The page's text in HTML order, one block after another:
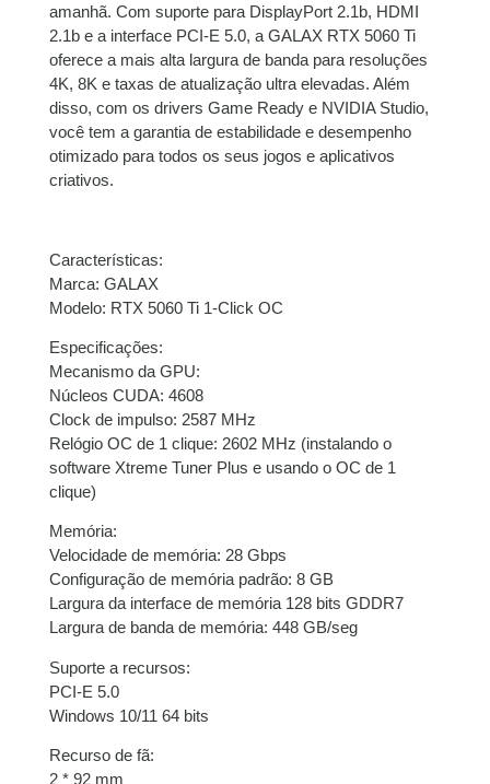
amanhã. Com suporte para DisplayPort 2.1b, HDMI
2.1b e a interface PCI-E 5.0, a GALAX RTX 5060 Ti
oferece a mais alta largura de banda para resoluções
4K, 8K e taxas de atualização ultra elevadas. Além
disso, com os drivers Game Ready e NVIDIA Studio,
você tem a garantia de estabilidade e desempenho
otimizado para todos os seus jogos e aplicativos
criativos.
Características:
Marca: GALAX
Modelo: RTX 5060 Ti 1-Click OC
Especificações:
Mecanismo da GPU:
Núcleos CUDA: 4608
Clock de impulso: 2587 MHz
Relógio OC de 1 clique: 2602 MHz (instalando o
software Xtreme Tuner Plus e usando o OC de 1
clique)
Memória:
Velocidade de memória: 28 Gbps
Configuração de memória padrão: 8 GB
Largura da interface de memória 128 bits GDDR7
Largura de banda de memória: 448 GB/seg
Suporte a recursos:
PCI-E 5.0
Windows 10/11 64 bits
Recurso de fã:
2 * 92 mm